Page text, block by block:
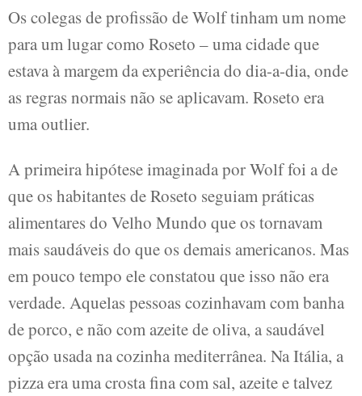
Os colegas de profissão de Wolf tinham um nome
para um lugar como Roseto – uma cidade que
estava à margem da experiência do dia-a-dia, onde
as regras normais não se aplicavam. Roseto era
uma outlier.
A primeira hipótese imaginada por Wolf foi a de
que os habitantes de Roseto seguiam práticas
alimentares do Velho Mundo que os tornavam
mais saudáveis do que os demais americanos. Mas
em pouco tempo ele constatou que isso não era
verdade. Aquelas pessoas cozinhavam com banha
de porco, e não com azeite de oliva, a saudável
opção usada na cozinha mediterrânea. Na Itália, a
pizza era uma crosta fina com sal, azeite e talvez